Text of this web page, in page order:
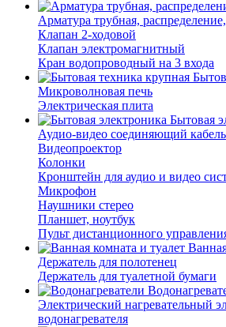
Арматура трубная,
Клапан 2-ходовой
Клапан электромагнитный
Кран водопроводный на 3 входа
Микроволновая печь
Электрическая плита
Бытовая
Аудио-видео соединяющий кабель
Видеопроектор
Колонки
Кронштейн для аудио и видео
Микрофон
Наушники стерео
Планшет, ноутбук
Пульт дистанционного
Держатель для полотенец
Держатель для туалетной бумаги
Электрический нагревательный
водонагревателя